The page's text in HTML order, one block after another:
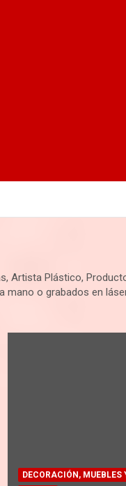
Artista Plástico,
mano o grabados en
DECORACIÓN, MUEBLES